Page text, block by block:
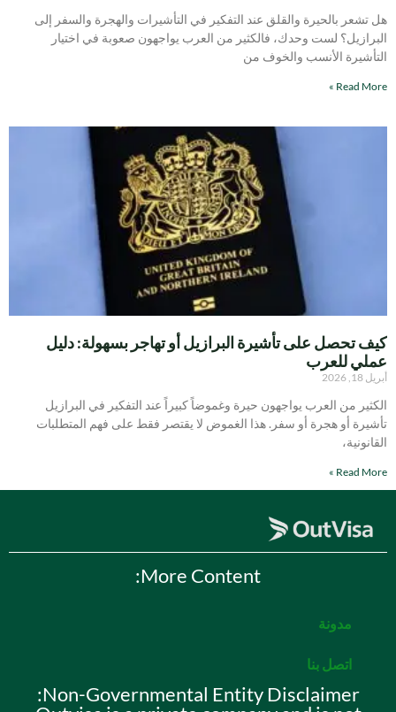
هل تشعر بالحيرة والقلق عند التفكير في التأشيرات والهجرة والسفر إلى
البرازيل؟ لست وحدك، فالكثير من العرب يواجهون صعوبة في اختيار
التأشيرة الأنسب والخوف من
Read More »
كيف تحصل على تأشيرة البرازيل أو تهاجر بسهولة: دليل
عملي للعرب
أبريل 18, 2026
الكثير من العرب يواجهون حيرة وغموضاً كبيراً عند التفكير في البرازيل
تأشيرة أو هجرة أو سفر. هذا الغموض لا يقتصر فقط على فهم المتطلبات
القانونية،
Read More »
More Content:
مدونة
اتصل بنا
Non-Governmental Entity Disclaimer: